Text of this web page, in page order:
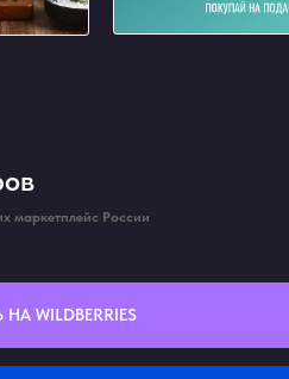
маркетплейс России
WILDBERRIES